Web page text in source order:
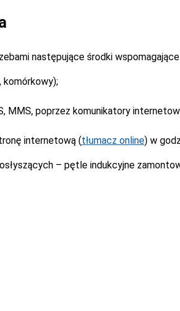
następujące środki
MMS, poprzez komunikatory
internetową (tłumacz online) w
– pętle indukcyjne